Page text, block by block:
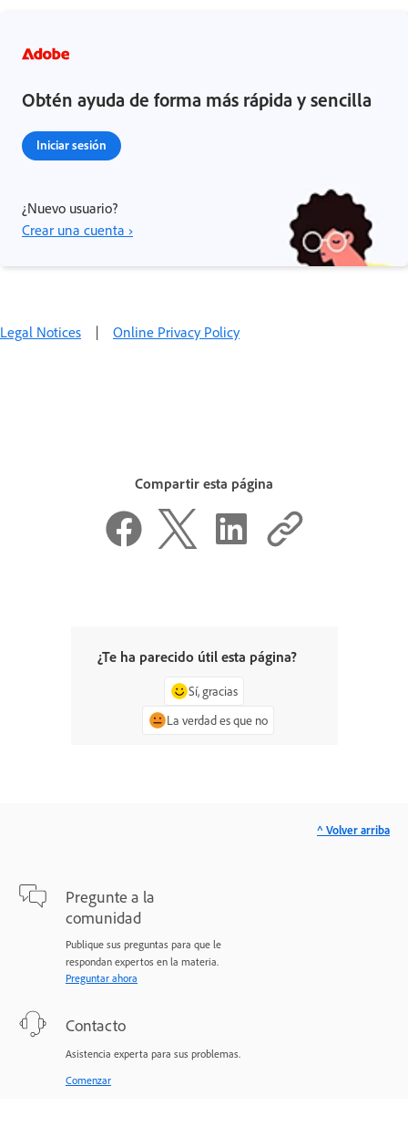
Obtén ayuda de forma más rápida y sencilla
Iniciar sesión
¿Nuevo usuario?
Crear una cuenta ›
Legal Notices | Online Privacy Policy
Compartir esta página
¿Te ha parecido útil esta página?
Sí, gracias
La verdad es que no
Pregunte a la
comunidad
Publique sus preguntas para que le
respondan expertos en la materia.
Preguntar ahora
Contacto
Asistencia experta para sus problemas.
Comenzar
^ Volver arriba